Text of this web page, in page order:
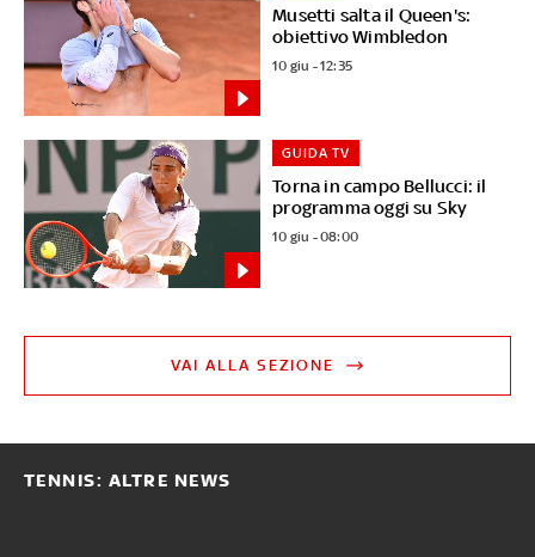
Musetti salta il Queen's:
obiettivo Wimbledon
10 giu - 12:35
Torna in campo Bellucci: il
programma oggi su Sky
GUIDA TV
10 giu - 08:00
VAI ALLA SEZIONE
TENNIS: ALTRE NEWS